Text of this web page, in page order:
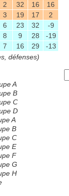
2 32 16
16
3 19 17
2
6 23 32
-9
8 9 28
-19
7 16 29
-13
défenses)
A
B
C
D
A
B
C
E
F
G
H